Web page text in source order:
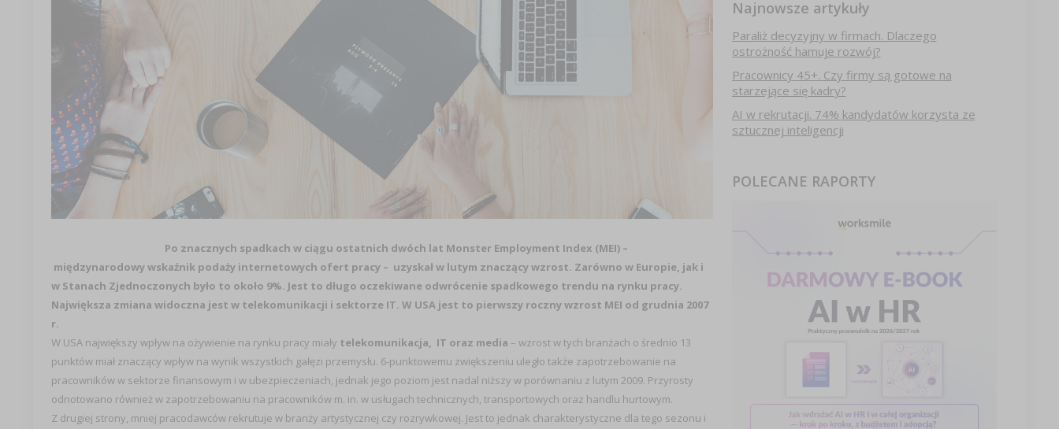
Po znacznych spadkach w ciągu ostatnich dwóch lat Monster Employment Index (MEI) –
międzynarodowy wskaźnik podaży internetowych ofert pracy – uzyskał w lutym znaczący wzrost. Zarówno w Europie, jak i
w Stanach Zjednoczonych było to około 9%. Jest to długo oczekiwane odwrócenie spadkowego trendu na rynku pracy.
Największa zmiana widoczna jest w telekomunikacji i sektorze IT. W USA jest to pierwszy roczny wzrost MEI od grudnia 2007
r.
W USA największy wpływ na ożywienie na rynku pracy miały telekomunikacja, IT oraz media – wzrost w tych branżach o średnio 13
punktów miał znaczący wpływ na wynik wszystkich gałęzi przemysłu. 6-punktowemu zwiększeniu uległo także zapotrzebowanie na
pracowników w sektorze finansowym i w ubezpieczeniach, jednak jego poziom jest nadal niższy w porównaniu z lutym 2009. Przyrosty
odnotowano również w zapotrzebowaniu na pracowników m. in. w usługach technicznych, transportowych oraz handlu hurtowym.
Z drugiej strony, mniej pracodawców rekrutuje w branży artystycznej czy rozrywkowej. Jest to jednak charakterystyczne dla tego sezonu i
Najnowsze artykuły
Paraliż decyzyjny w firmach. Dlaczego
ostrożność hamuje rozwój?
Pracownicy 45+. Czy firmy są gotowe na
starzejące się kadry?
AI w rekrutacji. 74% kandydatów korzysta ze
sztucznej inteligencji
POLECANE RAPORTY